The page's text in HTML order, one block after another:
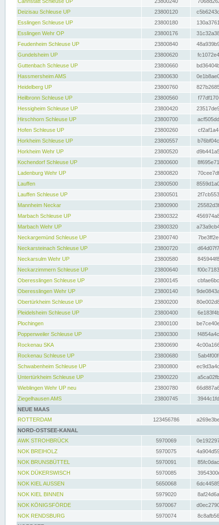
Deizisau Schleuse UP
23800120
Esslingen Schleuse UP
23800180
Esslingen Wehr OP
23800176
Feudenheim Schleuse UP
23800840
Gundelsheim UP
23800620
Guttenbach Schleuse UP
23800660
Hassmersheim AMS
23800630
Heidelberg UP
23800760
Heilbronn Schleuse UP
23800560
Hessigheim Schleuse UP
23800420
Hirschhorn Schleuse UP
23800700
Hofen Schleuse UP
23800260
Horkheim Schleuse UP
23800557
Horkheim Wehr UP
23800520
Kochendorf Schleuse UP
23800600
Ladenburg Wehr UP
23800820
Lauffen
23800500
Lauffen Schleuse UP
23800501
Mannheim Neckar
23800900
Marbach Schleuse UP
23800322
Marbach Wehr UP
23800320
Neckargemünd Schleuse UP
23800740
Neckarsteinach Schleuse UP
23800720
Neckarsulm Wehr UP
23800580
Neckarzimmern Schleuse UP
23800640
Oberesslingen Schleuse UP
23800145
Oberesslingen Wehr UP
23800140
Obertürkheim Schleuse UP
23800200
Pleidelsheim Schleuse UP
23800400
Plochingen
23800100
Poppenweiler Schleuse UP
23800300
Rockenau SKA
23800690
Rockenau Schleuse UP
23800680
Schwabenheim Schleuse UP
23800800
Untertürkheim Schleuse UP
23800220
Wieblingen Wehr UP neu
23800780
Ziegelhausen AMS
23800745
NEUE MAAS
ROTTERDAM
123456786
NORD-OSTSEE-KANAL
AWK STROHBRÜCK
5970069
NOK BREIHOLZ
5970075
NOK BRUNSBÜTTEL
5970091
NOK DÜKERSWISCH
5970085
NOK KIEL AUSSEN
5650068
NOK KIEL BINNEN
5979020
NOK KÖNIGSFÖRDE
5970067
NOK RENDSBURG
5970074